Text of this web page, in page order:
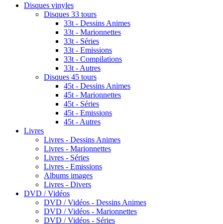
Disques vinyles
Disques 33 tours
33t - Dessins Animes
33t - Marionnettes
33t - Séries
33t - Emissions
33t - Compilations
33t - Autres
Disques 45 tours
45t - Dessins Animes
45t - Marionnettes
45t - Séries
45t - Emissions
45t - Autres
Livres
Livres - Dessins Animes
Livres - Marionnettes
Livres - Séries
Livres - Emissions
Albums images
Livres - Divers
DVD / Vidéos
DVD / Vidéos - Dessins Animes
DVD / Vidéos - Marionnettes
DVD / Vidéos - Séries